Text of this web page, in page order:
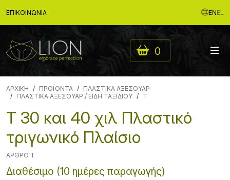
ΕΠΙΚΟΙΝΩΝΊΑ ENEL
0
ΑΡΧΙΚΉ ΠΡΟΪΟΝΤΑ
ΠΛΑΣΤΙΚΑ ΑΞΕΣΟΥΑΡ
ΠΛΑΣΤΙΚΑ ΑΞΕΣΟΥΑΡ / ΕΙΔΗ ΤΑΞΙΔΙΟΥ
T
T 30 και 40 χιλ Πλαστικό
τριγωνικό Πλαίσιο
ΆΡΘΡΟ T
Διαθέσιμο (10 ημέρες παραγωγής)